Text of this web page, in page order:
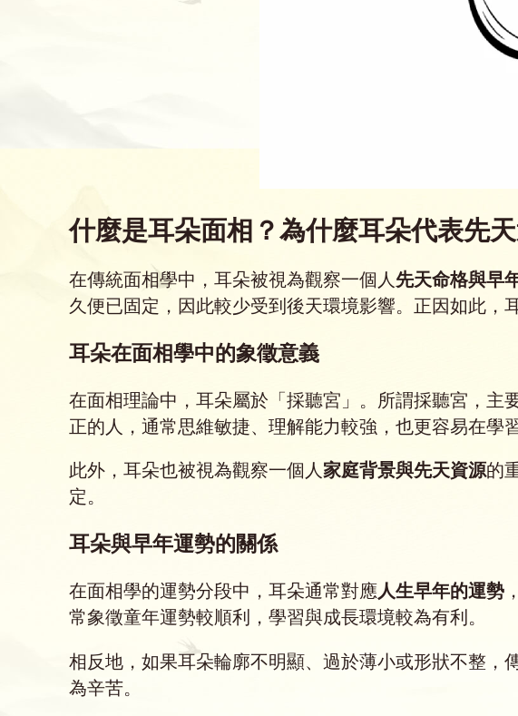
什麼是耳朵面相？為什麼耳朵代表先
在傳統面相學中，耳朵被視為觀察一個人 先天命格與早
久便已固定，因此較少受到後天環境影響。正因如此，
耳朵在面相學中的象徵意義
在面相理論中，耳朵屬於「採聽宮」。所謂採聽宮，主
正的人，通常思維敏捷、理解能力較強，也更容易在學
此外，耳朵也被視為觀察一個人家庭背景與先天資源的
定。
耳朵與早年運勢的關係
在面相學的運勢分段中，耳朵通常對應 人生早年的運勢
常象徵童年運勢較順利，學習與成長環境較為有利。
相反地，如果耳朵輪廓不明顯、過於薄小或形狀不整，
為辛苦。